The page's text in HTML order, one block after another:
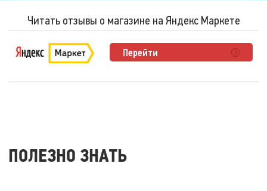
Читать отзывы о магазине на Яндекс Маркете
Перейти
ПОЛЕЗНО ЗНАТЬ